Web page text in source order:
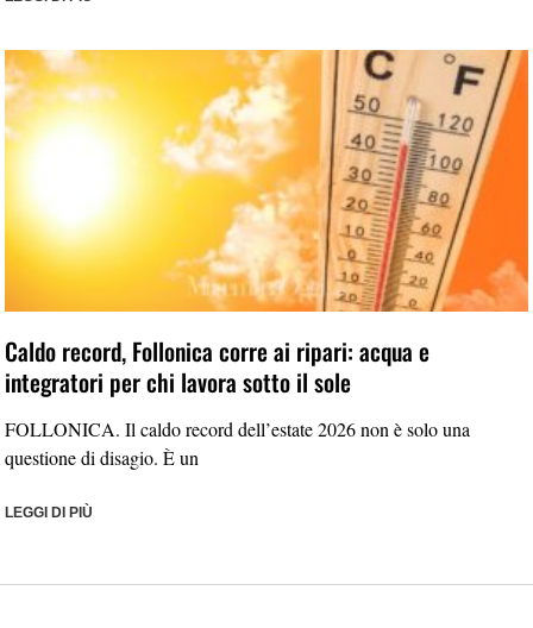
Caldo record, Follonica corre ai ripari: acqua e
integratori per chi lavora sotto il sole
FOLLONICA. Il caldo record dell’estate 2026 non è solo una
questione di disagio. È un
LEGGI DI PIÙ